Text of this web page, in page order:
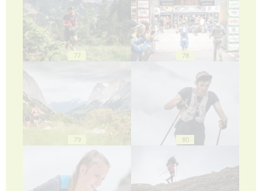
77 78
79 80